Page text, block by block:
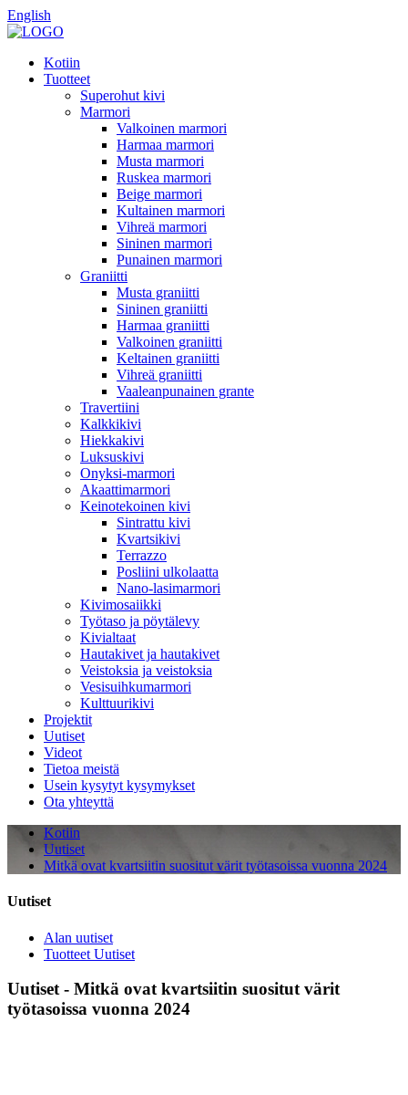
English
Kotiin
Tuotteet
Superohut kivi
Marmori
Valkoinen marmori
Harmaa marmori
Musta marmori
Ruskea marmori
Beige marmori
Kultainen marmori
Vihreä marmori
Sininen marmori
Punainen marmori
Graniitti
Musta graniitti
Sininen graniitti
Harmaa graniitti
Valkoinen graniitti
Keltainen graniitti
Vihreä graniitti
Vaaleanpunainen grante
Travertiini
Kalkkikivi
Hiekkakivi
Luksuskivi
Onyksi-marmori
Akaattimarmori
Keinotekoinen kivi
Sintrattu kivi
Kvartsikivi
Terrazzo
Posliini ulkolaatta
Nano-lasimarmori
Kivimosaiikki
Työtaso ja pöytälevy
Kivialtaat
Hautakivet ja hautakivet
Veistoksia ja veistoksia
Vesisuihkumarmori
Kulttuurikivi
Projektit
Uutiset
Videot
Tietoa meistä
Usein kysytyt kysymykset
Ota yhteyttä
Kotiin
Uutiset
Mitkä ovat kvartsiitin suositut värit työtasoissa vuonna 2024
Uutiset
Alan uutiset
Tuotteet Uutiset
Uutiset - Mitkä ovat kvartsiitin suositut värit
työtasoissa vuonna 2024